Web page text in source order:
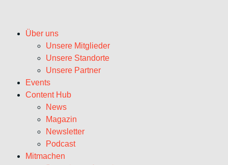
Über uns
Unsere Mitglieder
Unsere Standorte
Unsere Partner
Events
Content Hub
News
Magazin
Newsletter
Podcast
Mitmachen